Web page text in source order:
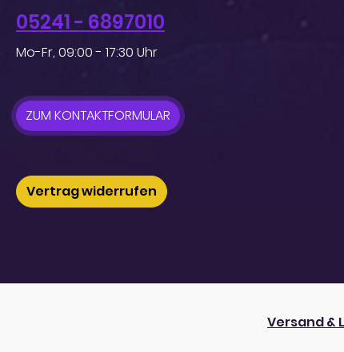
05241 - 6897010
Mo-Fr, 09:00 - 17:30 Uhr
ZUM KONTAKTFORMULAR
Vertrag widerrufen
Versand &